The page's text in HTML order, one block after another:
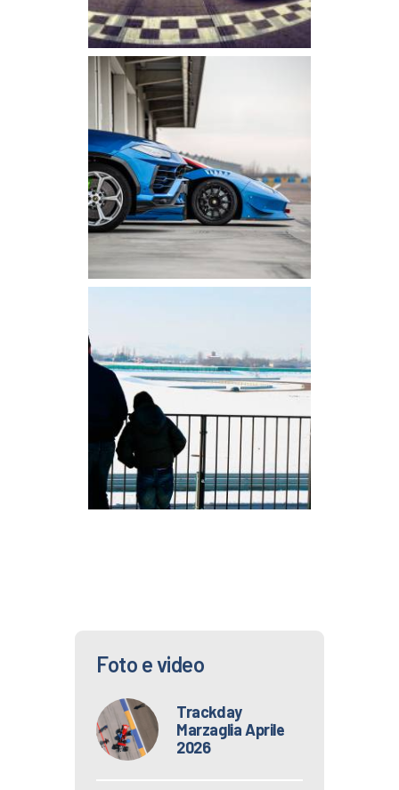
Foto e video
Trackday
Marzaglia Aprile
2026